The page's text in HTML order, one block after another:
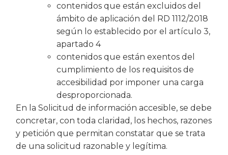
contenidos que están excluidos del
ámbito de aplicación del RD 1112/2018
según lo establecido por el artículo 3,
apartado 4
contenidos que están exentos del
cumplimiento de los requisitos de
accesibilidad por imponer una carga
desproporcionada.
En la Solicitud de información accesible, se debe
concretar, con toda claridad, los hechos, razones
y petición que permitan constatar que se trata
de una solicitud razonable y legítima.